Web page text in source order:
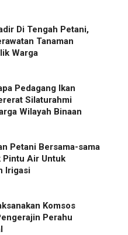
Di Tengah Petani,
Tanaman
Warga
Pedagang Ikan
Silaturahmi
Wilayah Binaan
Petani Bersama-sama
Pintu Air Untuk
Irigasi
Komsos
Perahu